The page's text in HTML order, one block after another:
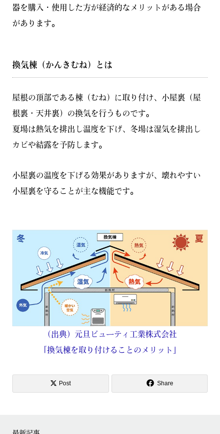
器を購入・使用した方が経済的なメリットがある場合
があります。
換気棟（かんきむね）とは
屋根の頂部である棟（むね）に取り付け、小屋裏（屋
根裏・天井裏）の換気を行うものです。
夏場は熱気を排出し温度を下げ、冬場は湿気を排出し
カビや結露を予防します。
小屋裏の温度を下げる効果がありますが、壊れやすい
小屋裏を守ることが主な機能です。
（出典）元旦ビューティ工業株式会社
「換気棟を取り付けることのメリット」
Post Share